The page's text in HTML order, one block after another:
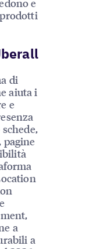
e
di
aiuta i
e
pagine
a
a